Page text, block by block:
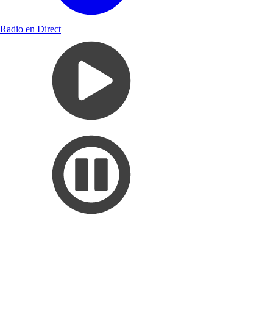
Radio en Direct